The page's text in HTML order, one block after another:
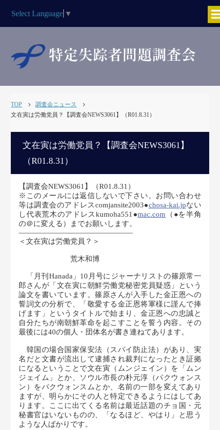
Select Language ▼
TOP
調査会ニュース
文在寅は労働党員？【調査会NEWS3061】（R01.8.31）
文在寅は労働党員？【調査会NEWS3061】
（R01.8.31）
【調査会NEWS3061】（R01.8.31）
※このメールには返信しないで下さい。お問い合わせ
等は調査会のアドレスcomjansite2003●chosa-kai.jpない
し代表荒木のアドレスkumoha551●mac.com （●を半角
の＠に変える）までお願いします。
———————————————–
＜文在寅は労働党員？＞
荒木和博
「月刊Hanada」10月号にジャーナリストの篠原常一
郎さんが「文在寅に朝鮮労働党秘密党員疑惑」という
論文を書いています。篠原さんが入手した金正恩への
誓詞文の分析で、「敬愛する金正恩将軍様に謹んで捧
げます」というタイトルで始まり、金正恩への忠誠と
自分たちが南朝鮮革命を起こすことを誓う内容。その
最後には40の個人・団体名が書き連ねてあります。
韓国の場合国家保安法（スパイ防止法）があり、実
名だと文書が流出して逮捕され裁判になったとき証拠
になるということで文在寅（ムンジェイン）を「ムン
ジェイム」とか、ソウル市長の朴元淳（パクウォンス
ン）をパクウォンスムとか、名前の一部を変えてあり
ますが、明らかにその人と特定できるようにはしてあ
ります。ここに出てくる名前は最近話題のチョ国・元
秘書官はいないものの、「なるほど、やはり」と思う
ような人ばかりです。